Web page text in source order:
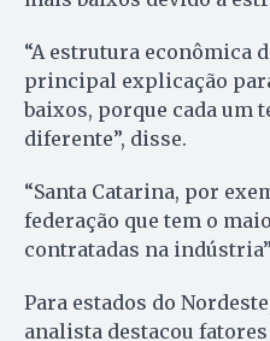
“A estrutura econômica
principal explicação
baixos, porque cada um
diferente”, disse.
“Santa Catarina, por
federação que tem o
contratadas na
Para estados do
analista destacou